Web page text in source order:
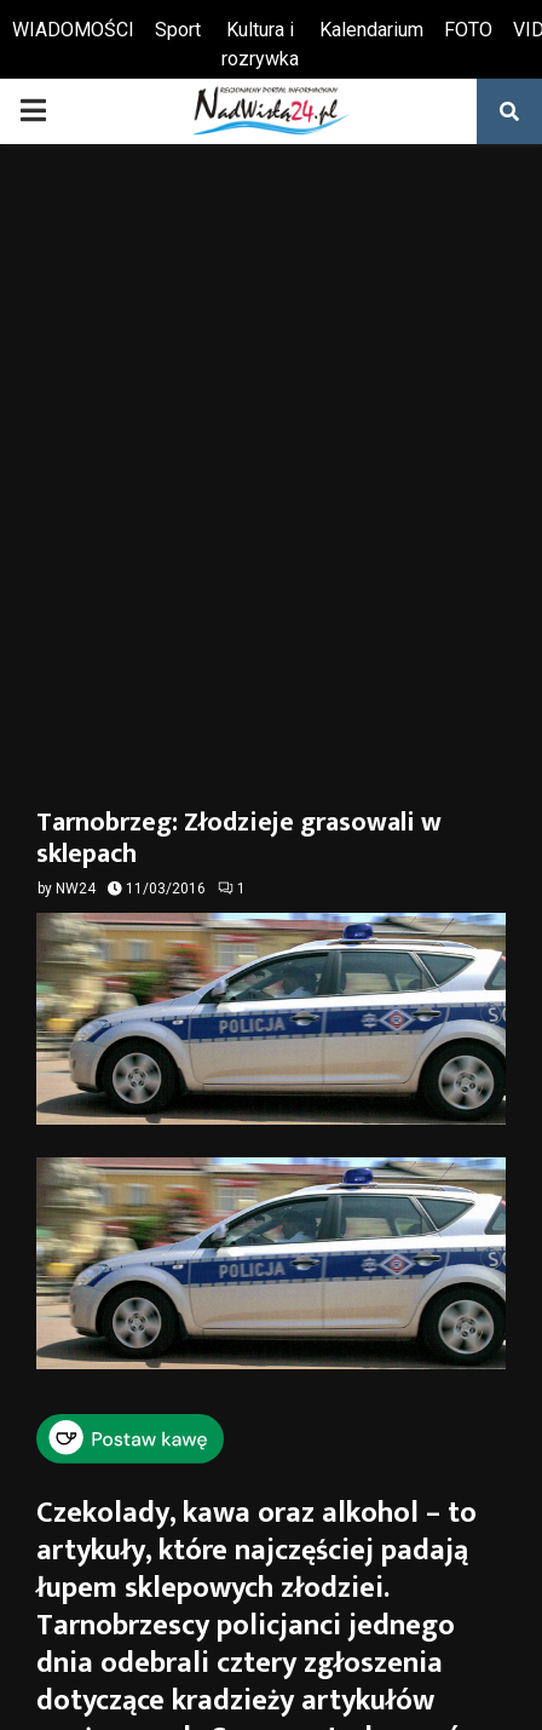
Otwórz pasek narzędzi
WIADOMOŚCI Sport
Kultura i
rozrywka
Kalendarium FOTO
PRIMARY
Tarnobrzeg: Złodzieje grasowali w
sklepach
by NW24 11/03/2016 1
Czekolady, kawa oraz alkohol – to
artykuły, które najczęściej padają
łupem sklepowych złodziei.
Tarnobrzescy policjanci jednego
dnia odebrali cztery zgłoszenia
dotyczące kradzieży artykułów